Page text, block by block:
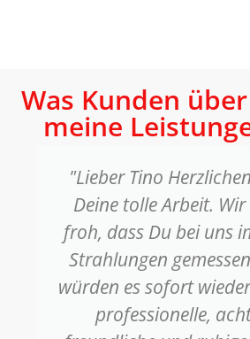
Was Kunden
meine
"Lieber Tino
Deine tolle Arbeit.
froh, dass Du bei uns
Strahlungen
würden es sofort
professionelle,